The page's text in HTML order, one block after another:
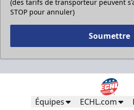
(des tarifs de transporteur peuvent
STOP pour annuler)
Soumettre
Équipes ECHL.com